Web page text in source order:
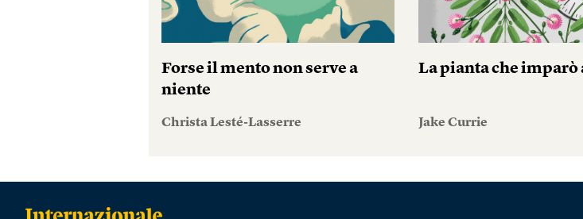
Forse il mento non serve a
niente
Christa Lesté-Lasserre
La pianta che imparò
Jake Currie